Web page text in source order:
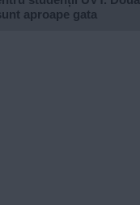
aproape gata